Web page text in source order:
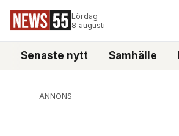
Lördag
8 augusti
Senaste nytt Samhälle
ANNONS